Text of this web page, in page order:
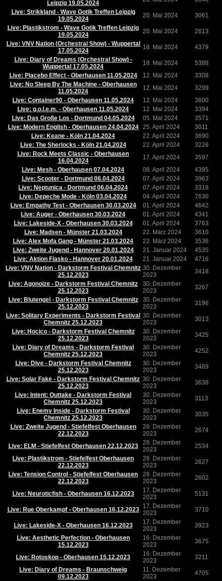
Leipzig 19.05.2024
Live: Strikkland - Wave Gotik Treffen Leipzig
19.05.2024
20. Mai 2024
3061
Live: Plastikstrom - Wave Gotik Treffen Leipzig
19.05.2024
20. Mai 2024
2613
Live: VNV Nation (Orchestral Show) - Wuppertal
17.05.2024
18. Mai 2024
4379
Live: Diary of Dreams (Orchestral Show) -
Wuppertal 17.05.2024
18. Mai 2024
5388
Live: Placebo Effect - Oberhausen 11.05.2024
12. Mai 2024
3308
Live: No Sleep By The Machine - Oberhausen
11.05.2024
12. Mai 2024
3299
Live: Container90 - Oberhausen 11.05.2024
12. Mai 2024
3600
Live: g.o.l.e.m. - Oberhausen 11.05.2024
12. Mai 2024
3394
Live: Das Große Los - Dortmund 04.05.2024
05. Mai 2024
3571
Live: Modern English - Oberhausen 24.04.2024
25. April 2024
3011
Live: Keane - Köln 21.04.2024
22. April 2024
3690
Live: The Sherlocks - Köln 21.04.2024
22. April 2024
3226
Live: Rock Meets Classic - Oberhausen
16.04.2024
17. April 2024
3597
Live: Mesh - Oberhausen 07.04.2024
08. April 2024
4395
Live: Scooter - Dortmund 06.04.2024
07. April 2024
3963
Live: Neptunica - Dortmund 06.04.2024
07. April 2024
3318
Live: Depeche Mode - Köln 03.04.2024
04. April 2024
7630
Live: Empathy Test - Oberhausen 30.03.2024
01. April 2024
4642
Live: Auger - Oberhausen 30.03.2024
01. April 2024
4341
Live: Lakeside-X - Oberhausen 30.03.2024
01. April 2024
3763
Live: Madsen - Münster 21.03.2024
22. März 2024
3610
Live: Alex Mofa Gang - Münster 21.03.2024
22. März 2024
3536
Live: Zweite Jugend - Hannover 20.01.2024
21. Januar 2024
4535
Live: Aktion Fiasko - Hannover 20.01.2024
21. Januar 2024
4716
Live: VNV Nation - Darkstorm Festival Chemnitz
25.12.2023
30. Dezember
2023
3418
Live: Agonoize - Darkstorm Festival Chemnitz
25.12.2023
30. Dezember
2023
3267
Live: Blutengel - Darkstorm Festival Chemnitz
25.12.2023
30. Dezember
2023
3196
Live: Solitary Experiments - Darkstorm Festival
Chemnitz 25.12.2023
30. Dezember
2023
3013
Live: Hocico - Darkstorm Festival Chemnitz
25.12.2023
30. Dezember
2023
3425
Live: Diary of Dreams - Darkstorm Festival
Chemnitz 25.12.2023
30. Dezember
2023
4252
Live: Dive - Darkstorm Festival Chemnitz
25.12.2023
30. Dezember
2023
3489
Live: Solar Fake - Darkstorm Festival Chemnitz
25.12.2023
30. Dezember
2023
3638
Live: Intent: Outtake - Darkstorm Festival
Chemnitz 25.12.2023
30. Dezember
2023
3113
Live: Enemy Inside - Darkstorm Festival
Chemnitz 25.12.2023
30. Dezember
2023
3035
Live: Zweite Jugend - Stiefelfest Oberhausen
22.12.2023
28. Dezember
2023
2674
Live: ELM - Stiefelfest Oberhausen 22.12.2023
28. Dezember
2023
2534
Live: Plastikstrom - Stiefelfest Oberhausen
22.12.2023
28. Dezember
2023
2627
Live: Tension Control - Stiefelfest Oberhausen
22.12.2023
28. Dezember
2023
2602
Live: Neuroticfish - Oberhausen 16.12.2023
17. Dezember
2023
5131
Live: Rue Oberkampf - Oberhausen 16.12.2023
17. Dezember
2023
3710
Live: Lakeside-X - Oberhausen 16.12.2023
17. Dezember
2023
3923
Live: Aesthetic Perfection - Oberhausen
15.12.2023
16. Dezember
2023
3675
Live: Rotoskop - Oberhausen 15.12.2023
16. Dezember
2023
3211
Live: Diary of Dreams - Braunschweig
09.12.2023
11. Dezember
2023
4705